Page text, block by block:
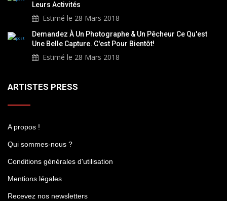
Leurs Activités
Estimé le 28 Mars 2018
Demandez À Un Photographe & Un Pêcheur Ce Qu'est
Une Belle Capture. C'est Pour Bientôt!
Estimé le 28 Mars 2018
ARTISTES PRESS
A propos !
Qui sommes-nous ?
Conditions générales d'utilisation
Mentions légales
Recevez nos newsletters